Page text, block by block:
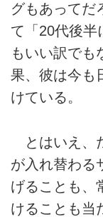
グもあってだ
て「20代後半
もいい訳でも
果、彼は今も
けている。
とはいえ、
が入れ替わる
げることも、
けることも当